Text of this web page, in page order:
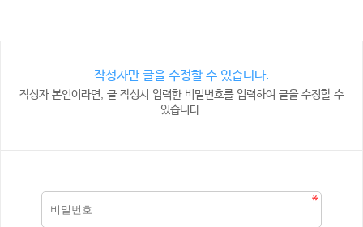
작성자만 글을 수정할 수 있습니다.
작성자 본인이라면, 글 작성시 입력한 비밀번호를 입력하여 글을 수정할 수
있습니다.